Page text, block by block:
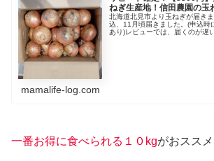
ねぎ生産地！信田農園の玉
北海道北見市より玉ねぎが届き
込、11月頃届きました。(申込時
あり)レビューでは、届くのが遅
mamalife-log.com
一番お得に食べられる１０kgがおススメ